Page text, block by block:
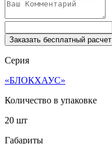
Заказать бесплатный расчет
Серия
«БЛОКХАУС»
Количество в упаковке
20 шт
Габариты